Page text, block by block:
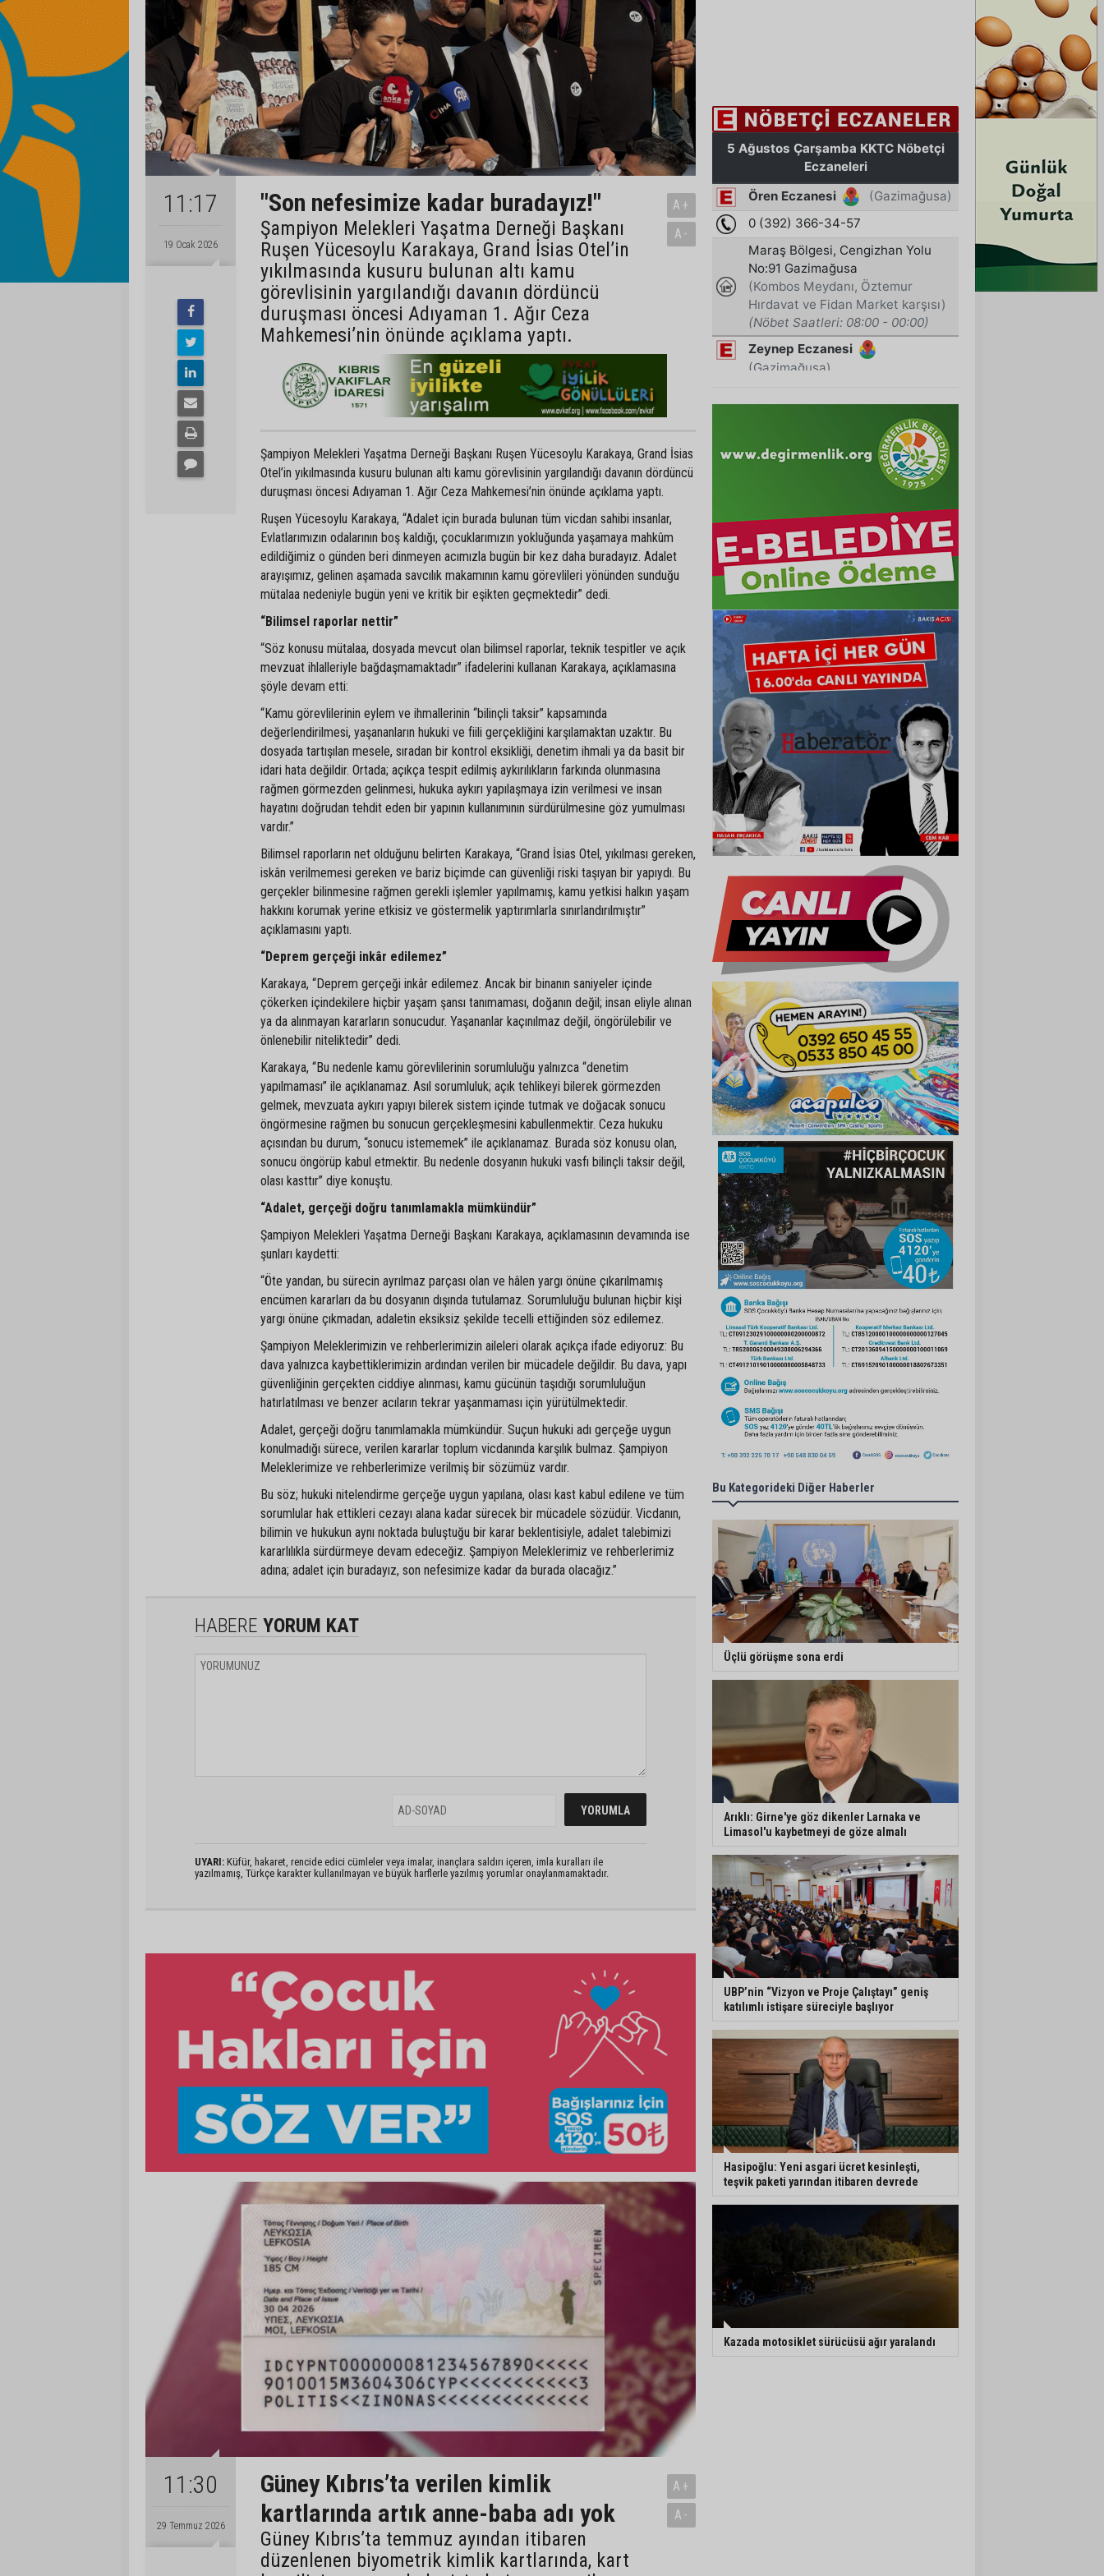
11:17
19 Ocak 2026
"Son nefesimize kadar buradayız!"
Şampiyon Melekleri Yaşatma Derneği Başkanı
Ruşen Yücesoylu Karakaya, Grand İsias Otel’in
yıkılmasında kusuru bulunan altı kamu
görevlisinin yargılandığı davanın dördüncü
duruşması öncesi Adıyaman 1. Ağır Ceza
Mahkemesi’nin önünde açıklama yaptı.
A+
A-
Şampiyon Melekleri Yaşatma Derneği Başkanı Ruşen Yücesoylu Karakaya, Grand İsias
Otel’in yıkılmasında kusuru bulunan altı kamu görevlisinin yargılandığı davanın dördüncü
duruşması öncesi Adıyaman 1. Ağır Ceza Mahkemesi’nin önünde açıklama yaptı.
Ruşen Yücesoylu Karakaya, “Adalet için burada bulunan tüm vicdan sahibi insanlar,
Evlatlarımızın odalarının boş kaldığı, çocuklarımızın yokluğunda yaşamaya mahkûm
edildiğimiz o günden beri dinmeyen acımızla bugün bir kez daha buradayız. Adalet
arayışımız, gelinen aşamada savcılık makamının kamu görevlileri yönünden sunduğu
mütalaa nedeniyle bugün yeni ve kritik bir eşikten geçmektedir” dedi.
“Bilimsel raporlar nettir”
“Söz konusu mütalaa, dosyada mevcut olan bilimsel raporlar, teknik tespitler ve açık
mevzuat ihlalleriyle bağdaşmamaktadır” ifadelerini kullanan Karakaya, açıklamasına
şöyle devam etti:
“Kamu görevlilerinin eylem ve ihmallerinin “bilinçli taksir” kapsamında
değerlendirilmesi, yaşananların hukuki ve fiili gerçekliğini karşılamaktan uzaktır. Bu
dosyada tartışılan mesele, sıradan bir kontrol eksikliği, denetim ihmali ya da basit bir
idari hata değildir. Ortada; açıkça tespit edilmiş aykırılıkların farkında olunmasına
rağmen görmezden gelinmesi, hukuka aykırı yapılaşmaya izin verilmesi ve insan
hayatını doğrudan tehdit eden bir yapının kullanımının sürdürülmesine göz yumulması
vardır.”
Bilimsel raporların net olduğunu belirten Karakaya, “Grand İsias Otel, yıkılması gereken,
iskân verilmemesi gereken ve bariz biçimde can güvenliği riski taşıyan bir yapıydı. Bu
gerçekler bilinmesine rağmen gerekli işlemler yapılmamış, kamu yetkisi halkın yaşam
hakkını korumak yerine etkisiz ve göstermelik yaptırımlarla sınırlandırılmıştır”
açıklamasını yaptı.
“Deprem gerçeği inkâr edilemez”
Karakaya, “Deprem gerçeği inkâr edilemez. Ancak bir binanın saniyeler içinde
çökerken içindekilere hiçbir yaşam şansı tanımaması, doğanın değil; insan eliyle alınan
ya da alınmayan kararların sonucudur. Yaşananlar kaçınılmaz değil, öngörülebilir ve
önlenebilir niteliktedir” dedi.
Karakaya, “Bu nedenle kamu görevlilerinin sorumluluğu yalnızca “denetim
yapılmaması” ile açıklanamaz. Asıl sorumluluk; açık tehlikeyi bilerek görmezden
gelmek, mevzuata aykırı yapıyı bilerek sistem içinde tutmak ve doğacak sonucu
öngörmesine rağmen bu sonucun gerçekleşmesini kabullenmektir. Ceza hukuku
açısından bu durum, “sonucu istememek” ile açıklanamaz. Burada söz konusu olan,
sonucu öngörüp kabul etmektir. Bu nedenle dosyanın hukuki vasfı bilinçli taksir değil,
olası kasttır” diye konuştu.
“Adalet, gerçeği doğru tanımlamakla mümkündür”
Şampiyon Melekleri Yaşatma Derneği Başkanı Karakaya, açıklamasının devamında ise
şunları kaydetti:
“Öte yandan, bu sürecin ayrılmaz parçası olan ve hâlen yargı önüne çıkarılmamış
encümen kararları da bu dosyanın dışında tutulamaz. Sorumluluğu bulunan hiçbir kişi
yargı önüne çıkmadan, adaletin eksiksiz şekilde tecelli ettiğinden söz edilemez.
Şampiyon Meleklerimizin ve rehberlerimizin aileleri olarak açıkça ifade ediyoruz: Bu
dava yalnızca kaybettiklerimizin ardından verilen bir mücadele değildir. Bu dava, yapı
güvenliğinin gerçekten ciddiye alınması, kamu gücünün taşıdığı sorumluluğun
hatırlatılması ve benzer acıların tekrar yaşanmaması için yürütülmektedir.
Adalet, gerçeği doğru tanımlamakla mümkündür. Suçun hukuki adı gerçeğe uygun
konulmadığı sürece, verilen kararlar toplum vicdanında karşılık bulmaz. Şampiyon
Meleklerimize ve rehberlerimize verilmiş bir sözümüz vardır.
Bu söz; hukuki nitelendirme gerçeğe uygun yapılana, olası kast kabul edilene ve tüm
sorumlular hak ettikleri cezayı alana kadar sürecek bir mücadele sözüdür. Vicdanın,
bilimin ve hukukun aynı noktada buluştuğu bir karar beklentisiyle, adalet talebimizi
kararlılıkla sürdürmeye devam edeceğiz. Şampiyon Meleklerimiz ve rehberlerimiz
adına; adalet için buradayız, son nefesimize kadar da burada olacağız.”
HABERE YORUM KAT
UYARI: Küfür, hakaret, rencide edici cümleler veya imalar, inançlara saldırı içeren, imla kuralları ile
yazılmamış, Türkçe karakter kullanılmayan ve büyük harflerle yazılmış yorumlar onaylanmamaktadır.
11:30
29 Temmuz 2026
Güney Kıbrıs’ta verilen kimlik
kartlarında artık anne-baba adı yok
Güney Kıbrıs’ta temmuz ayından itibaren
düzenlenen biyometrik kimlik kartlarında, kart
A+
A-
Bu Kategorideki Diğer Haberler
Üçlü görüşme sona erdi
Arıklı: Girne'ye göz dikenler Larnaka ve
Limasol'u kaybetmeyi de göze almalı
UBP’nin “Vizyon ve Proje Çalıştayı” geniş
katılımlı istişare süreciyle başlıyor
Hasipoğlu: Yeni asgari ücret kesinleşti,
teşvik paketi yarından itibaren devrede
Kazada motosiklet sürücüsü ağır yaralandı